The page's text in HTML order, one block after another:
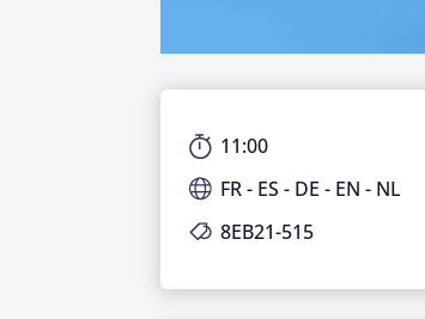
11:00
FR - ES - DE - EN - NL
8EB21-515